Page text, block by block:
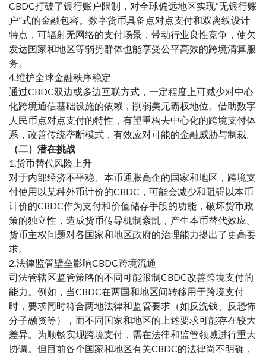
CBDC打破了银行账户限制，对全球偏远地区实现“无银行账
户”式的金融包容。数字货币具备点对点支付和双离线设计
特点，可辐射无网络的支付场景，带动行业良性竞争，使欠
发达国家和地区等弱势群体也能享受公平高效的跨境清算服
务。
4.维护全球金融秩序稳定
通过CBDC双边或多边互联方式，一定程度上可减少对中心
化跨境通信基础设施的依赖，削弱美元霸权地位。借助数字
人民币点对点支付的特性，有望重构去中心化的跨境支付体
系，改善传统垄断模式，有效应对可能的金融威胁与制裁。
（二）潜在挑战
1.货币替代风险上升
对于内部经济不平稳、本币通胀高企的国家和地区，跨境支
付使用以某种外币计价的CBDC，可能会减少和阻碍以本币
计价的CBDC作为支付和价值储存手段的功能，破坏货币政
策的独立性，造成货币传导机制紊乱，产生本币替代效应。
货币主权问题对各国家和地区政府的治理能力提出了更高要
求。
2.法律监管壁垒影响CBDC跨境流通
司法管辖区监管策略的不同可能限制CBDC改善跨境支付的
能力。例如，当CBDC在两国和地区间转移用于跨境支付
时，要求同时符合两地法律和监管要求（如反洗钱、反恐怖
分子融资等），而不同国家和地区的上述要求可能存在较大
差异。为顺畅实现跨境支付，需在法律和监管领域进行重大
协调。但目前各个国家和地区有关CBDC的法律尚不明确，